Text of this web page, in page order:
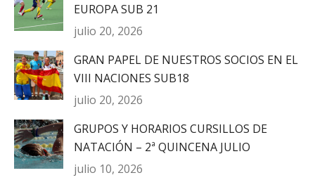
EUROPA SUB 21
julio 20, 2026
GRAN PAPEL DE NUESTROS SOCIOS EN EL
VIII NACIONES SUB18
julio 20, 2026
GRUPOS Y HORARIOS CURSILLOS DE
NATACIÓN – 2ª QUINCENA JULIO
julio 10, 2026